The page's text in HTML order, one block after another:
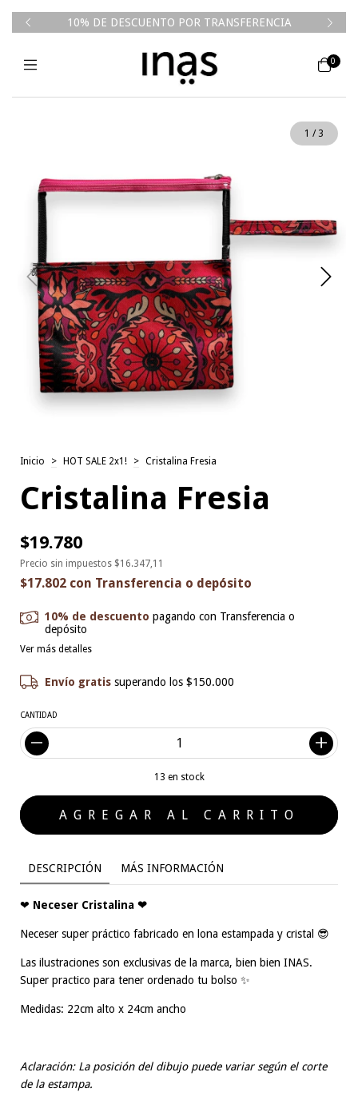
10% DE DESCUENTO POR TRANSFERENCIA
0
1 / 3
Inicio > HOT SALE 2x1! > Cristalina Fresia
Cristalina Fresia
$19.780
Precio sin impuestos $16.347,11
$17.802 con Transferencia o depósito
10% de descuento pagando con Transferencia o
depósito
Ver más detalles
Envío gratissuperando los$150.000
CANTIDAD
13 en stock
DESCRIPCIÓN MÁS INFORMACIÓN
❤ Neceser Cristalina ❤
Neceser super práctico fabricado en lona estampada y cristal 😎
Las ilustraciones son exclusivas de la marca, bien bien INAS.
Super practico para tener ordenado tu bolso ✨
Medidas: 22cm alto x 24cm ancho
Aclaración: La posición del dibujo puede variar según el corte
de la estampa.